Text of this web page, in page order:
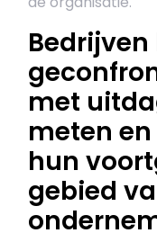
met
meten
hun
gebied